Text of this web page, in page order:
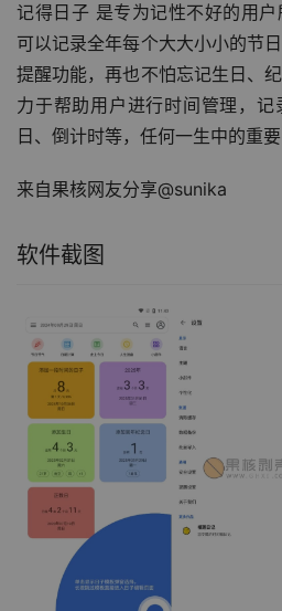
记得日子 是专为记性不好的用户
可以记录全年每个大大小小的节
提醒功能，再也不怕忘记生日、
力于帮助用户进行时间管理，
日、倒计时等，任何一生中的重要
来自果核网友分享@sunika
软件截图